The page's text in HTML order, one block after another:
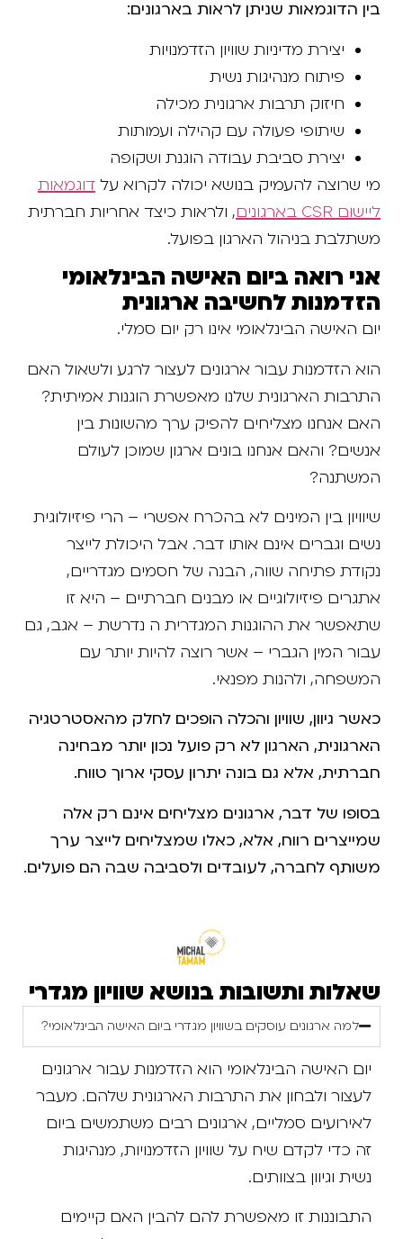
בין הדוגמאות שניתן לראות בארגונים:
יצירת מדיניות שוויון הזדמנויות
פיתוח מנהיגות נשית
חיזוק תרבות ארגונית מכילה
שיתופי פעולה עם קהילה ועמותות
יצירת סביבת עבודה הוגנת ושקופה
מי שרוצה להעמיק בנושא יכולה לקרוא עלדוגמאות
ליישום CSR בארגונים
, ולראות כיצד אחריות חברתית
משתלבת בניהול הארגון בפועל.
אני רואה ביום האישה הבינלאומי
הזדמנות לחשיבה ארגונית
יום האישה הבינלאומי אינו רק יום סמלי.
הוא הזדמנות עבור ארגונים לעצור לרגע ולשאול האם
התרבות הארגונית שלנו מאפשרת הוגנות אמיתית?
האם אנחנו מצליחים להפיק ערך מהשונות בין
אנשים? והאם אנחנו בונים ארגון שמוכן לעולם
המשתנה?
שיוויון בין המינים לא בהכרח אפשרי – הרי פיזיולוגית
נשים וגברים אינם אותו דבר. אבל היכולת לייצר
נקודת פתיחה שווה, הבנה של חסמים מגדריים,
אתגרים פיזיולוגיים או מבנים חברתיים – היא זו
שתאפשר את ההוגנות המגדרית ה נדרשת – אגב, גם
עבור המין הגברי – אשר רוצה להיות יותר עם
המשפחה, ולהנות מפנאי.
כאשר גיוון, שוויון והכלה הופכים לחלק מהאסטרטגיה
הארגונית, הארגון לא רק פועל נכון יותר מבחינה
חברתית, אלא גם בונה יתרון עסקי ארוך טווח.
בסופו של דבר, ארגונים מצליחים אינם רק אלה
שמייצרים רווח, אלא, כאלו שמצליחים לייצר ערך
משותף לחברה, לעובדים ולסביבה שבה הם פועלים.
שאלות ותשובות בנושא שוויון מגדרי
למה ארגונים עוסקים בשוויון מגדרי ביום האישה הבינלאומי?
יום האישה הבינלאומי הוא הזדמנות עבור ארגונים
לעצור ולבחון את התרבות הארגונית שלהם. מעבר
לאירועים סמליים, ארגונים רבים משתמשים ביום
זה כדי לקדם שיח על שוויון הזדמנויות, מנהיגות
נשית וגיוון בצוותים.
התבוננות זו מאפשרת להם להבין האם קיימים